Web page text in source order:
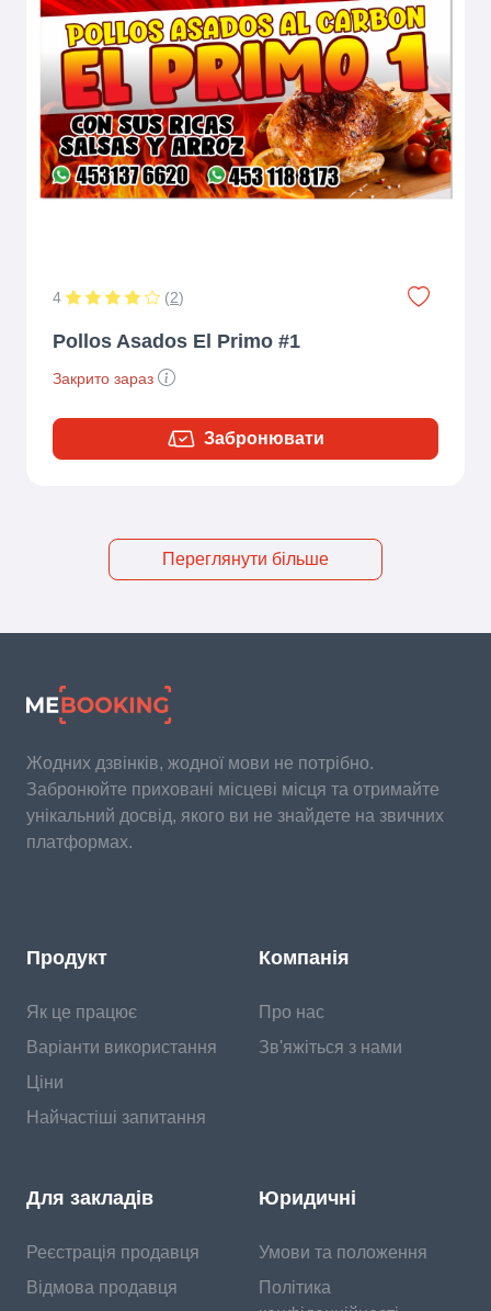
4 (2)
Pollos Asados El Primo #1
Закрито зараз
Забронювати
Переглянути більше
Жодних дзвінків, жодної мови не потрібно.
Забронюйте приховані місцеві місця та отримайте
унікальний досвід, якого ви не знайдете на звичних
платформах.
Продукт
Як це працює
Варіанти використання
Ціни
Найчастіші запитання
Компанія
Про нас
Зв'яжіться з нами
Для закладів
Реєстрація продавця
Відмова продавця
Юридичні
Умови та положення
Політика